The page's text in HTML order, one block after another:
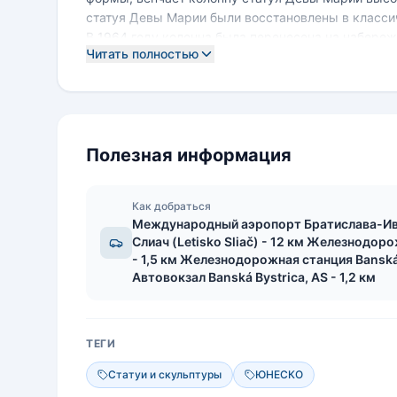
статуя Девы Марии были восстановлены в
В 1964 году колонна была перенесена на
площади Словацкого восстания. Марианская
Читать полностью
Полезная информация
Как добраться
Международный аэропорт Братислава-
Слиач (Letisko Sliač) - 12 км
- 1,5 км Железнодорожная станция
Автовокзал Banská Bystrica, AS - 1,2 км
ТЕГИ
Статуи и скульптуры ЮНЕСКО